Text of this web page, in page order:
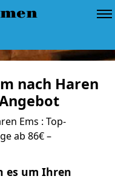
nach Haren
Ems : Top-
ab 86€ –
es um Ihren